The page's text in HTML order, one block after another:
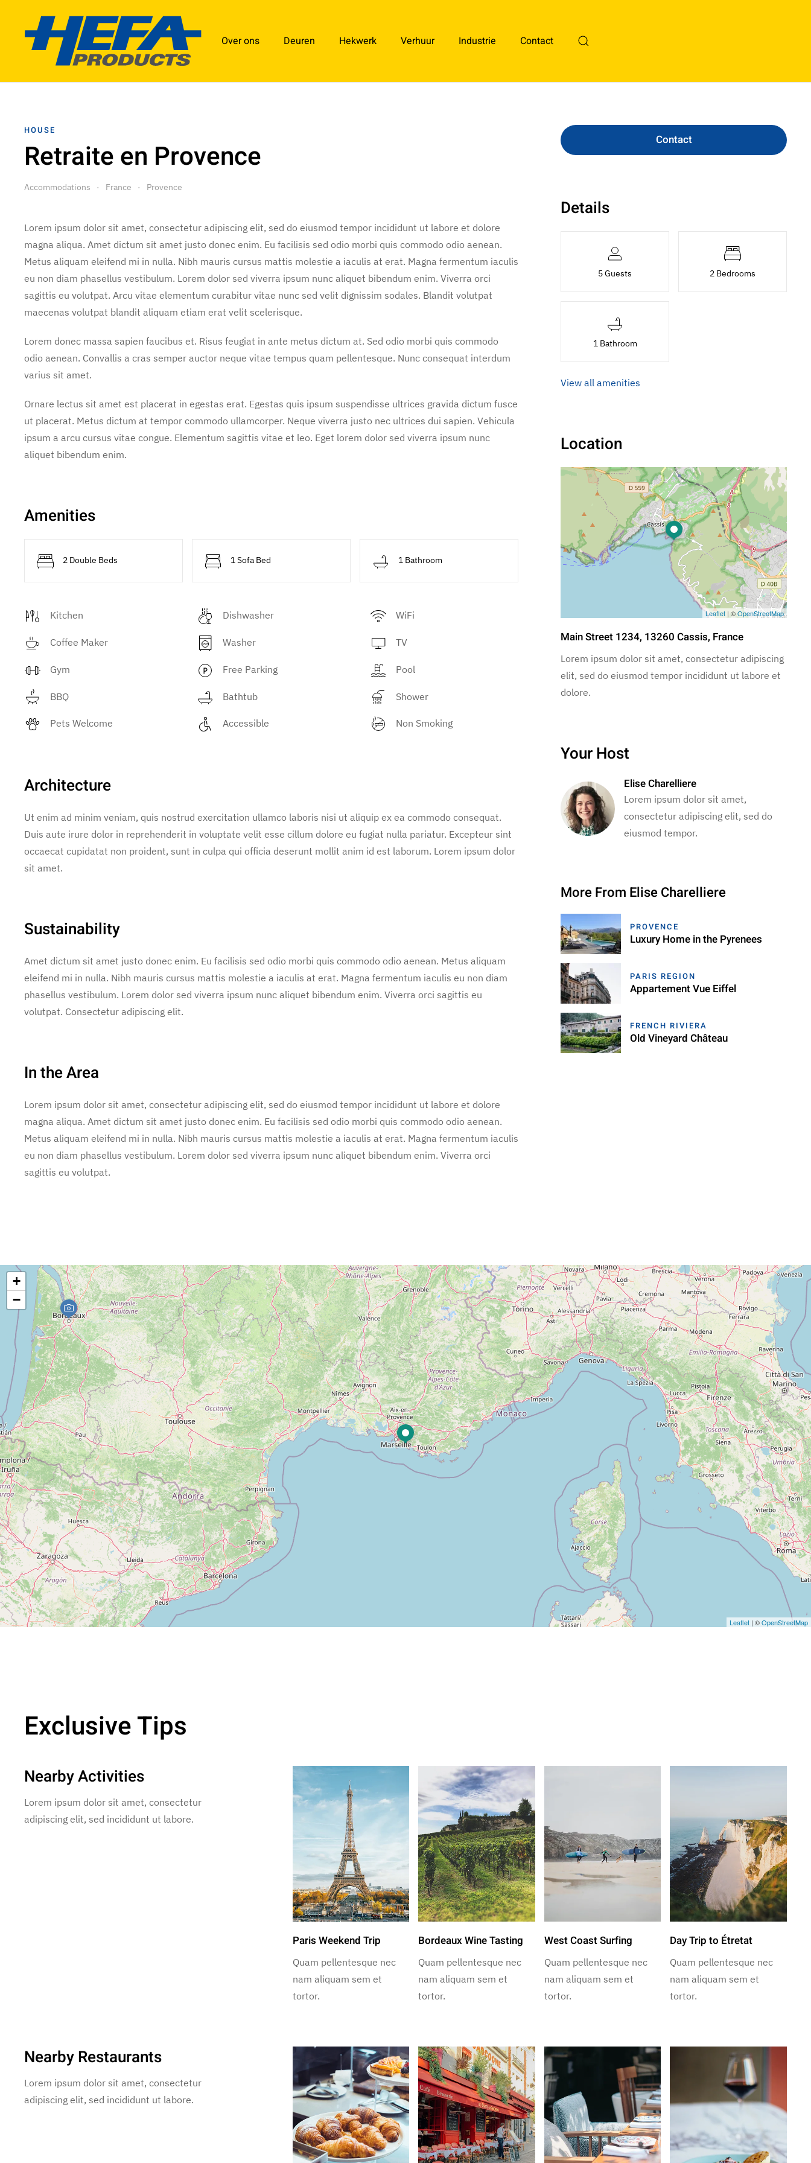
Over ons Deuren Hekwerk Verhuur Industrie Contact
Floorplan
HOUSE
Retraite en Provence
Accommodations France Provence
Lorem ipsum dolor sit amet, consectetur adipiscing elit, sed do eiusmod tempor incididunt ut labore et dolore
magna aliqua. Amet dictum sit amet justo donec enim. Eu facilisis sed odio morbi quis commodo odio aenean.
Metus aliquam eleifend mi in nulla. Nibh mauris cursus mattis molestie a iaculis at erat. Magna fermentum iaculis
eu non diam phasellus vestibulum. Lorem dolor sed viverra ipsum nunc aliquet bibendum enim. Viverra orci
sagittis eu volutpat. Arcu vitae elementum curabitur vitae nunc sed velit dignissim sodales. Blandit volutpat
maecenas volutpat blandit aliquam etiam erat velit scelerisque.
Lorem donec massa sapien faucibus et. Risus feugiat in ante metus dictum at. Sed odio morbi quis commodo
odio aenean. Convallis a cras semper auctor neque vitae tempus quam pellentesque. Nunc consequat interdum
varius sit amet.
Ornare lectus sit amet est placerat in egestas erat. Egestas quis ipsum suspendisse ultrices gravida dictum fusce
ut placerat. Metus dictum at tempor commodo ullamcorper. Neque viverra justo nec ultrices dui sapien. Vehicula
ipsum a arcu cursus vitae congue. Elementum sagittis vitae et leo. Eget lorem dolor sed viverra ipsum nunc
aliquet bibendum enim.
Amenities
2 Double Beds 1 Sofa Bed 1 Bathroom
Kitchen Dishwasher WiFi
Coffee Maker Washer TV
Gym Free Parking Pool
BBQ Bathtub Shower
Pets Welcome Accessible Non Smoking
Architecture
Ut enim ad minim veniam, quis nostrud exercitation ullamco laboris nisi ut aliquip ex ea commodo consequat.
Duis aute irure dolor in reprehenderit in voluptate velit esse cillum dolore eu fugiat nulla pariatur. Excepteur sint
occaecat cupidatat non proident, sunt in culpa qui officia deserunt mollit anim id est laborum. Lorem ipsum dolor
sit amet.
Sustainability
Amet dictum sit amet justo donec enim. Eu facilisis sed odio morbi quis commodo odio aenean. Metus aliquam
eleifend mi in nulla. Nibh mauris cursus mattis molestie a iaculis at erat. Magna fermentum iaculis eu non diam
phasellus vestibulum. Lorem dolor sed viverra ipsum nunc aliquet bibendum enim. Viverra orci sagittis eu
volutpat. Consectetur adipiscing elit.
In the Area
Lorem ipsum dolor sit amet, consectetur adipiscing elit, sed do eiusmod tempor incididunt ut labore et dolore
magna aliqua. Amet dictum sit amet justo donec enim. Eu facilisis sed odio morbi quis commodo odio aenean.
Metus aliquam eleifend mi in nulla. Nibh mauris cursus mattis molestie a iaculis at erat. Magna fermentum iaculis
eu non diam phasellus vestibulum. Lorem dolor sed viverra ipsum nunc aliquet bibendum enim. Viverra orci
sagittis eu volutpat.
Contact
Details
5 Guests 2 Bedrooms
1 Bathroom
View all amenities
Location
Leaflet | ©OpenStreetMap
Main Street 1234, 13260 Cassis, France
Lorem ipsum dolor sit amet, consectetur adipiscing
elit, sed do eiusmod tempor incididunt ut labore et
dolore.
Your Host
Elise Charelliere
Lorem ipsum dolor sit amet,
consectetur adipiscing elit, sed do
eiusmod tempor.
More From Elise Charelliere
PROVENCE
Luxury Home in the Pyrenees
PARIS REGION
Appartement Vue Eiffel
FRENCH RIVIERA
Old Vineyard Château
+
−
Leaflet | ©OpenStreetMap
Exclusive Tips
Nearby Activities
Lorem ipsum dolor sit amet, consectetur
adipiscing elit, sed incididunt ut labore.
Paris Weekend Trip
Quam pellentesque nec
nam aliquam sem et
tortor.
Bordeaux Wine Tasting
Quam pellentesque nec
nam aliquam sem et
tortor.
West Coast Surfing
Quam pellentesque nec
nam aliquam sem et
tortor.
Day Trip to Étretat
Quam pellentesque nec
nam aliquam sem et
tortor.
Nearby Restaurants
Lorem ipsum dolor sit amet, consectetur
adipiscing elit, sed incididunt ut labore.